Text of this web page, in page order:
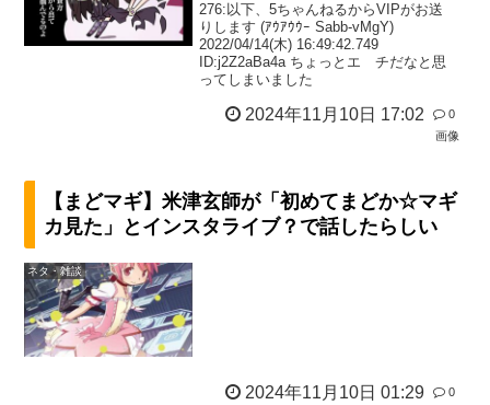
276:以下、5ちゃんねるからVIPがお送
りします (ｱｳｱｳｳｰ Sabb-vMgY)
2022/04/14(木) 16:49:42.749
ID:j2Z2aBa4a ちょっとエ チだなと思
ってしまいました
2024年11月10日 17:02
0
画像
【まどマギ】米津玄師が「初めてまどか☆マギ
カ見た」とインスタライブ？で話したらしい
ネタ・雑談
2024年11月10日 01:29
0